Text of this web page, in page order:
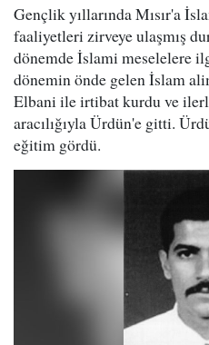
Gençlik yıllarında Mısır'a
faaliyetleri zirveye ulaşmış
dönemde İslami meselelere
dönemin önde gelen İslam
Elbani ile irtibat kurdu ve
aracılığıyla Ürdün'e gitti.
eğitim gördü.